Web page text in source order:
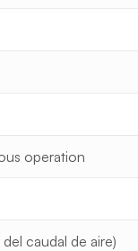
operation
caudal de aire)